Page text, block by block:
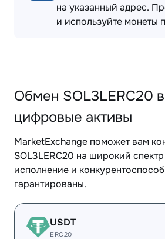
на указанный адрес.
и используйте монеты
Обмен SOL3LERC20
цифровые активы
MarketExchange поможет вам
SOL3LERC20 на широкий
исполнение и
гарантированы.
USDT
ERC20